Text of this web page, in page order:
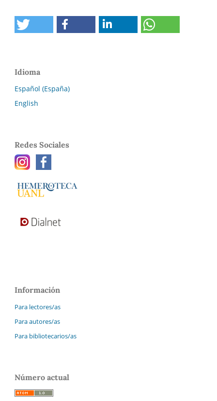
Idioma
Español (España)
English
Redes Sociales
Información
Para lectores/as
Para autores/as
Para bibliotecarios/as
Número actual